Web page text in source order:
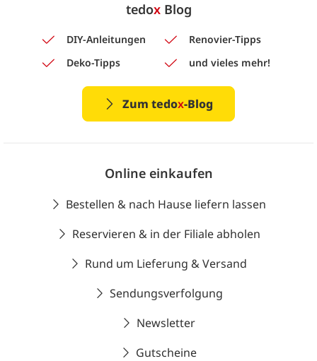
tedoxBlog
DIY-Anleitungen
Renovier-Tipps
Deko-Tipps
und vieles mehr!
Zum tedox-Blog
Online einkaufen
Bestellen & nach Hause liefern lassen
Reservieren & in der Filiale abholen
Rund um Lieferung & Versand
Sendungsverfolgung
Newsletter
Gutscheine